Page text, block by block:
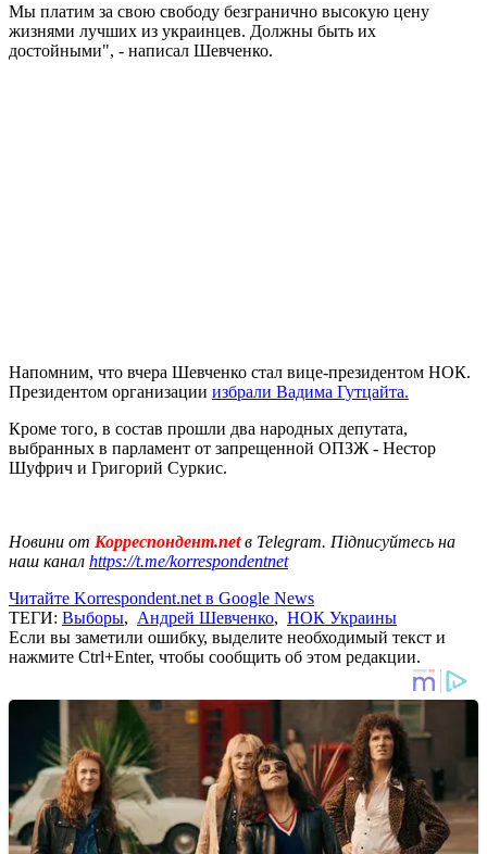
Мы платим за свою свободу безгранично высокую цену
жизнями лучших из украинцев. Должны быть их
достойными", - написал Шевченко.
Напомним, что вчера Шевченко стал вице-президентом НОК.
Президентом организации избрали Вадима Гутцайта.
Кроме того, в состав прошли два народных депутата,
выбранных в парламент от запрещенной ОПЗЖ - Нестор
Шуфрич и Григорий Суркис.
Новини от Корреспондент.netв Telegram. Підписуйтесь на
наш канал https://t.me/korrespondentnet
Читайте Korrespondent.net в Google News
ТЕГИ: Выборы, Андрей Шевченко, НОК Украины
Если вы заметили ошибку, выделите необходимый текст и
нажмите Ctrl+Enter, чтобы сообщить об этом редакции.